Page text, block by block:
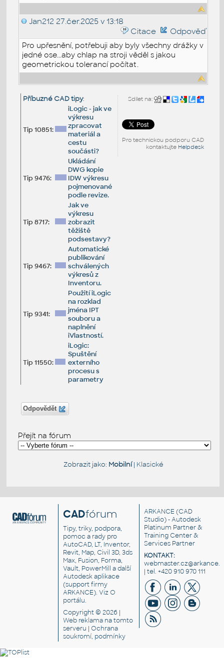
Jan212 27.čer.2025 v 13:18
Citace
Odpověď
Pro upřesnění, potřebuji aby byly všechny drážky v
jedné ose...aby chlap na stroji věděl s jakou
geometrickou tolerancí počítat.
Sdílet na:
Pro technickou podporu CAD
kontaktujte Helpdesk
Příbuzné CAD tipy:
Tip 10851:
iLogic - jak ve
výkresu
zpracovat
materiál a
cestu
součásti?
Tip 9476:
Ukládání
DWG kopie
IDW výkresu
pojmenované
podle revize.
Tip 8717:
Jak ve
výkresu
zobrazit
těžiště
podsestavy?
Tip 9467:
Automatické
publikování
schválených
výkresů z
Inventoru.
Tip 9341:
Použití iLogic
na rozklad
jména IPT
souboru a
naplnění
iVlastností.
Tip 11550:
iLogic:
Spuštění
externího
procesu s
parametry
Odpovědět
Přejít na fórum
Zobrazit jako: Mobilní| Klasické
CADfórum
Tipy, triky, podpora,
pomoc a rady pro
AutoCAD, LT, Inventor,
Revit, Map, Civil 3D, 3ds
Max, Fusion, Forma,
Vault, PowerMill a další
Autodesk aplikace
(support firmy
ARKANCE). VizO
portálu.
Copyright © 2026 |
Web reklama na tomto
serveru |Ochrana
soukromí, podmínky
ARKANCE (CAD
Studio) - Autodesk
Platinum Partner &
Training Center &
Services Partner
KONTAKT:
| tel. +420 910 970 111